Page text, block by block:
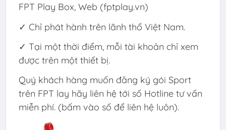
FPT Play Box, Web (fptplay.vn)
✓ Chỉ phát hành trên lãnh thổ Việt Nam.
✓ Tại một thời điểm, mỗi tài khoản chỉ xem
được trên một thiết bị.
Quý khách hàng muốn đăng ký gói Sport
trên FPT lay hãy liên hệ tới số Hotline tư vấn
miễn phí. (bấm vào số để liên hệ luôn).